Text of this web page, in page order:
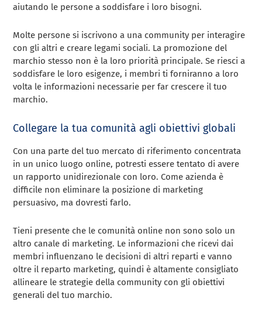
aiutando le persone a soddisfare i loro bisogni.
Molte persone si iscrivono a una community per interagire
con gli altri e creare legami sociali. La promozione del
marchio stesso non è la loro priorità principale. Se riesci a
soddisfare le loro esigenze, i membri ti forniranno a loro
volta le informazioni necessarie per far crescere il tuo
marchio.
Collegare la tua comunità agli obiettivi globali
Con una parte del tuo mercato di riferimento concentrata
in un unico luogo online, potresti essere tentato di avere
un rapporto unidirezionale con loro. Come azienda è
difficile non eliminare la posizione di marketing
persuasivo, ma dovresti farlo.
Tieni presente che le comunità online non sono solo un
altro canale di marketing. Le informazioni che ricevi dai
membri influenzano le decisioni di altri reparti e vanno
oltre il reparto marketing, quindi è altamente consigliato
allineare le strategie della community con gli obiettivi
generali del tuo marchio.